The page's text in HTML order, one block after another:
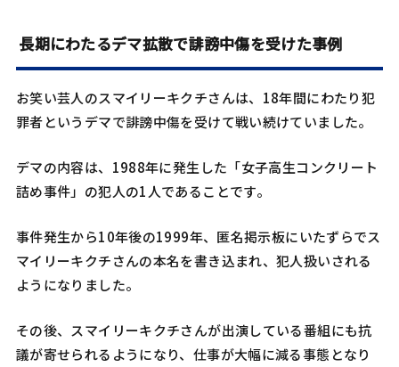
長期にわたるデマ拡散で誹謗中傷を受けた事例
お笑い芸人のスマイリーキクチさんは、18年間にわたり犯
罪者というデマで誹謗中傷を受けて戦い続けていました。
デマの内容は、1988年に発生した「女子高生コンクリート
詰め事件」の犯人の1人であることです。
事件発生から10年後の1999年、匿名掲示板にいたずらでス
マイリーキクチさんの本名を書き込まれ、犯人扱いされる
ようになりました。
その後、スマイリーキクチさんが出演している番組にも抗
議が寄せられるようになり、仕事が大幅に減る事態となり